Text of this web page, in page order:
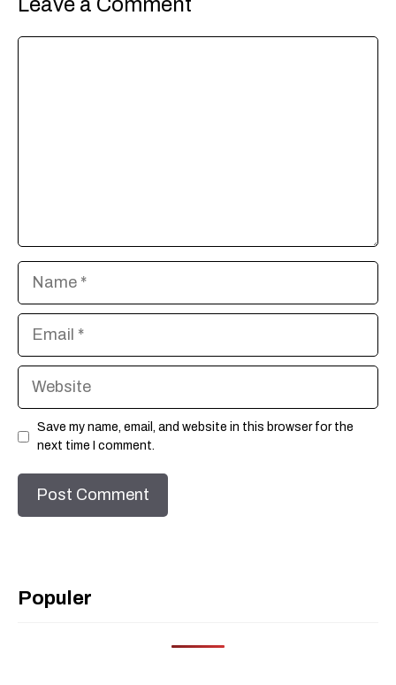
Leave a Comment
Comment
Name
Email
Website
Save my name, email, and website in this browser for the
next time I comment.
Populer